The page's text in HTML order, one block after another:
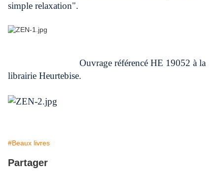
simple relaxation".
Ouvrage référencé HE 19052 à la
librairie Heurtebise.
#Beaux livres
Partager